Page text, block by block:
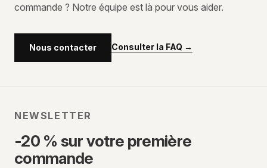
commande ? Notre équipe est là pour vous aider.
Nous contacter Consulter la FAQ →
NEWSLETTER
-20 % sur votre première
commande